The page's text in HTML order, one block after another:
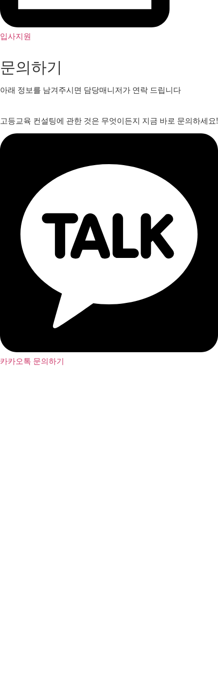
입사지원
문의하기
아래 정보를 남겨주시면 담당매니저가 연락 드립니다
고등교육 컨설팅에 관한 것은 무엇이든지 지금 바로 문의하세요!
카카오톡 문의하기